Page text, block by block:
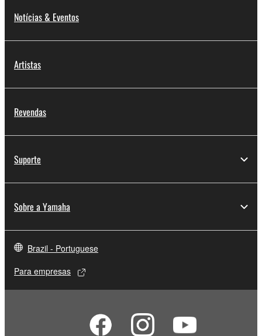
Notícias & Eventos
Artistas
Revendas
Suporte
Sobre a Yamaha
Brazil - Portuguese
Para empresas